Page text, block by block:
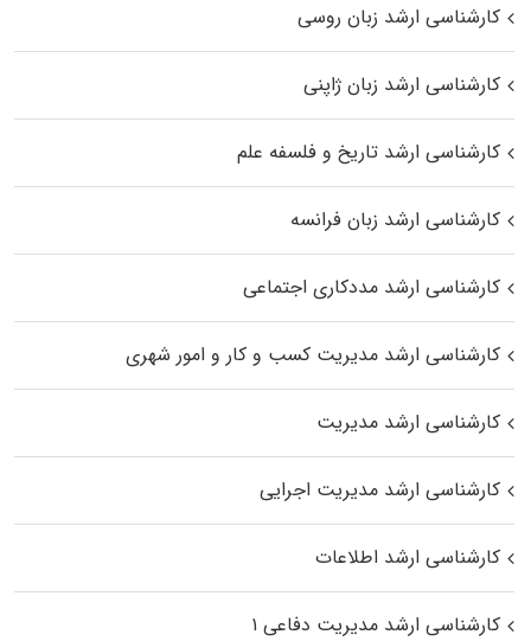
کارشناسی ارشد زبان روسی
کارشناسی ارشد زبان ژاپنی
کارشناسی ارشد تاریخ و فلسفه علم
کارشناسی ارشد زبان فرانسه
کارشناسی ارشد مددکاری اجتماعی
کارشناسی ارشد مدیریت کسب و کار و امور شهری
کارشناسی ارشد مدیریت
کارشناسی ارشد مدیریت اجرایی
کارشناسی ارشد اطلاعات
کارشناسی ارشد مدیریت دفاعی ۱